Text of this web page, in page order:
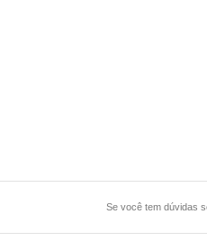
Se você tem dúvidas